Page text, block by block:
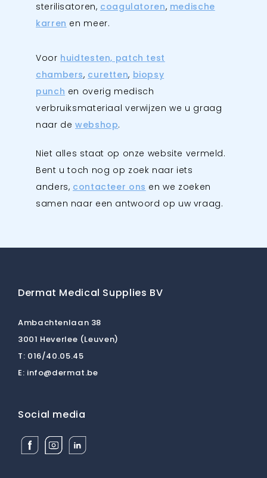
sterilisatoren, coagulatoren, medische
karren en meer.
Voor huidtesten, patch test
chambers, curetten, biopsy
punch en overig medisch
verbruiksmateriaal verwijzen we u graag
naar de webshop.
Niet alles staat op onze website vermeld.
Bent u toch nog op zoek naar iets
anders, contacteer ons en we zoeken
samen naar een antwoord op uw vraag.
Dermat Medical Supplies BV
Ambachtenlaan 38
3001 Heverlee (Leuven)
T: 016/40.05.45
E: info@dermat.be
Social media
Facebook
Dermat
Instagram
Dermat
Linkedin
Dermat